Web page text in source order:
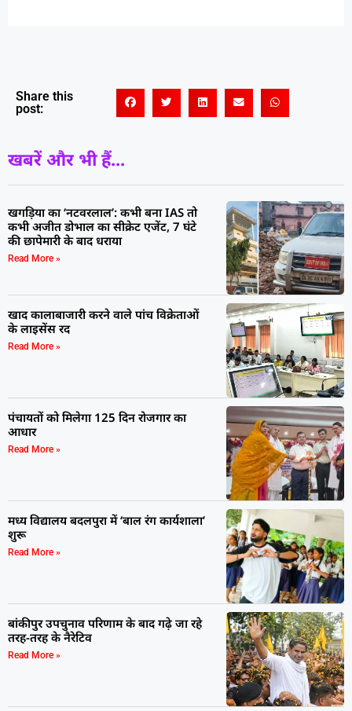
Share this
post:
खबरें और भी हैं...
खगड़िया का ‘नटवरलाल’: कभी बना IAS तो
कभी अजीत डोभाल का सीक्रेट एजेंट, 7 घंटे
की छापेमारी के बाद धराया
Read More »
खाद कालाबाजारी करने वाले पांच विक्रेताओं
के लाइसेंस रद
Read More »
पंचायतों को मिलेगा 125 दिन रोजगार का
आधार
Read More »
मध्य विद्यालय बदलपुरा में ‘बाल रंग कार्यशाला’
शुरू
Read More »
बांकीपुर उपचुनाव परिणाम के बाद गढ़े जा रहे
तरह-तरह के नैरेटिव
Read More »